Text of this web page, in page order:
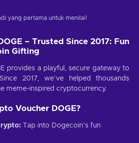
yang pertama untuk menilai!
– Trusted Since 2017: Fun
Gifting
provides a playful, secure gateway to
2017, we’ve helped thousands
meme-inspired cryptocurrency.
Voucher DOGE?
Tap into Dogecoin’s fun